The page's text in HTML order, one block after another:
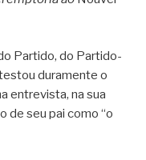
Partido, do Partido-
duramente o
entrevista, na sua
de seu pai como “o